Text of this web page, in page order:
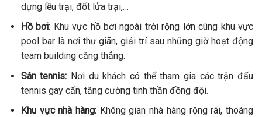
dựng lều trại, đốt lửa trại,…
Hồ bơi: Khu vực hồ bơi ngoài trời rộng lớn cùng khu vực
pool bar là nơi thư giãn, giải trí sau những giờ hoạt động
team building căng thẳng.
Sân tennis: Nơi du khách có thể tham gia các trận đấu
tennis gay cấn, tăng cường tinh thần đồng đội.
Khu vực nhà hàng:Không gian nhà hàng rộng rãi, thoáng